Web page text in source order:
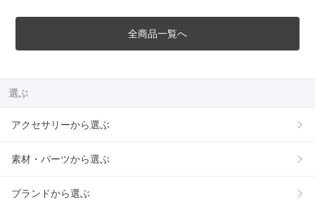
全商品一覧へ
選ぶ
アクセサリーから選ぶ
素材・パーツから選ぶ
ブランドから選ぶ